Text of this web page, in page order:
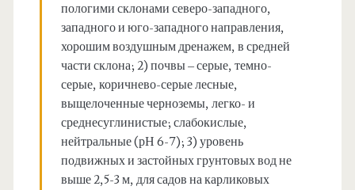
пологими склонами северо-западного,
западного и юго-западного направления,
хорошим воздушным дренажем, в средней
части склона; 2) почвы – серые, темно-
серые, коричнево-серые лесные,
выщелоченные черноземы, легко- и
среднесуглинистые; слабокислые,
нейтральные (рН 6-7); 3) уровень
подвижных и застойных грунтовых вод не
выше 2,5-3 м, для садов на карликовых